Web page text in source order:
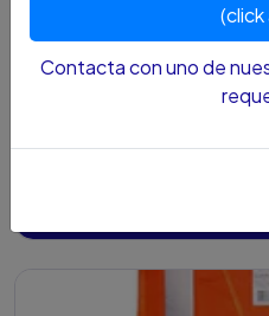
$27.200 COP
(click
Contacta con uno de